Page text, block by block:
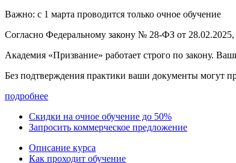
Важно: с 1 марта проводится только очное обучение
Согласно Федеральному закону № 28-ФЗ от 28.02.2025,
Академия «Призвание» работает строго по закону.
Без подтверждения практики ваши документы могут
подробнее
Скидки на очное обучение до 50%
Запросить коммерческое предложение
Описание курса
Как проходит обучение